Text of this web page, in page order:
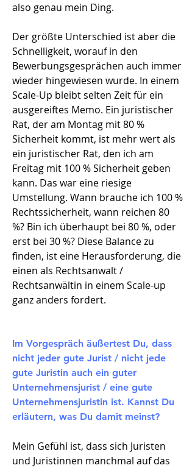
also genau mein Ding.
Der größte Unterschied ist aber die
Schnelligkeit, worauf in den
Bewerbungsgesprächen auch immer
wieder hingewiesen wurde. In einem
Scale-Up bleibt selten Zeit für ein
ausgereiftes Memo. Ein juristischer
Rat, der am Montag mit 80 %
Sicherheit kommt, ist mehr wert als
ein juristischer Rat, den ich am
Freitag mit 100 % Sicherheit geben
kann. Das war eine riesige
Umstellung. Wann brauche ich 100 %
Rechtssicherheit, wann reichen 80
%? Bin ich überhaupt bei 80 %, oder
erst bei 30 %? Diese Balance zu
finden, ist eine Herausforderung, die
einen als Rechtsanwalt /
Rechtsanwältin in einem Scale-up
ganz anders fordert.
Im Vorgespräch äußertest Du, dass
nicht jeder gute Jurist / nicht jede
gute Juristin auch ein guter
Unternehmensjurist / eine gute
Unternehmensjuristin ist. Kannst Du
erläutern, was Du damit meinst?​
Mein Gefühl ist, dass sich Juristen
und Juristinnen manchmal auf das